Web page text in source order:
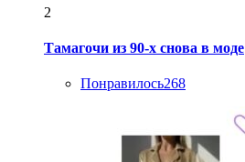
2
Тамагочи из 90-х снова в моде
Понравилось268